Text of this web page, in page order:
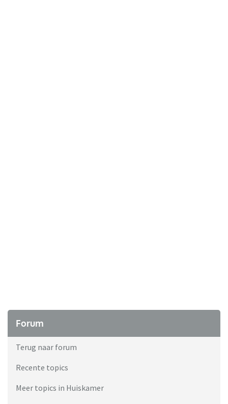
Forum
Terug naar forum
Recente topics
Meer topics in Huiskamer